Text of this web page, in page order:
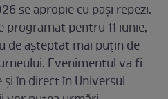
se apropie cu pași repezi.
pentru 11 iunie,
de așteptat mai puțin de
Evenimentul va fi
în direct în Universul